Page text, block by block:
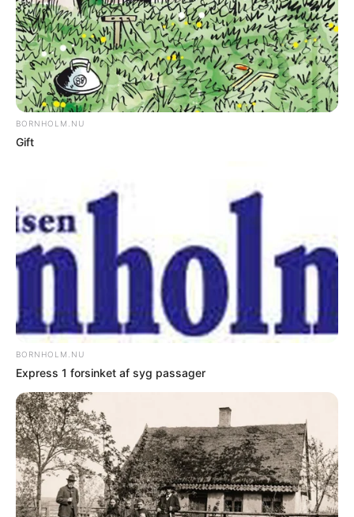
rapport om to berusede drenge, som
lørdag kl. 03:40 begik hærværk.
DEL Print
Drengene tissede i indkørslen til en villa på
Kampeløkken i Allinge. Efterfølgende
de gentog hos naboen.
De blev dog indhentet og afkrævet navne,
så der venter dem nu bøder og
erstatningskrav, oplyser politiet.
Nyere nyhed Ældre nyhed
FORKERTE FAKTA? Bornholm.nu skal ikke
offentliggøre faktuelle fejl. Hvis der er noget